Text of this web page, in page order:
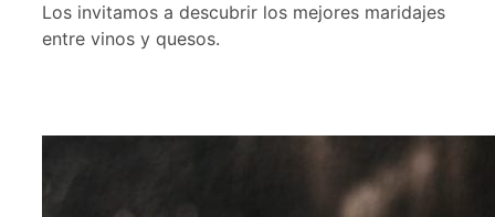
Los invitamos a descubrir los mejores maridajes
entre vinos y quesos.